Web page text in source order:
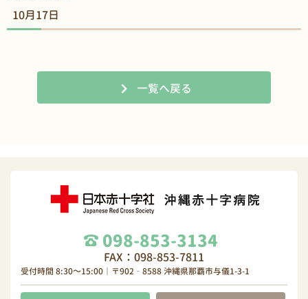
10月17日
一覧へ戻る
098-853-3134
FAX：098-853-7811
受付時間 8:30～15:00｜〒902‐8588 沖縄県那覇市与儀1-3-1